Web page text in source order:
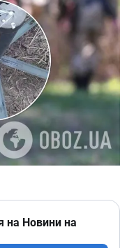
на Новини на